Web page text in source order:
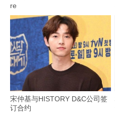
re
宋仲基与HISTORY D&C公司签
订合约